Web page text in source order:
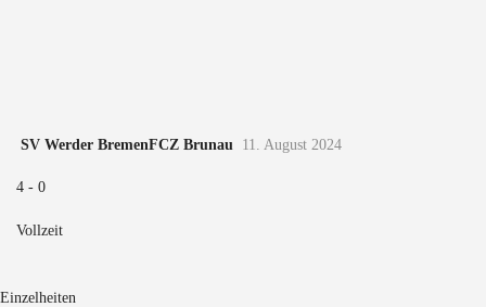
SV Werder BremenFCZ Brunau 11. August 2024
4 -0
Vollzeit
Einzelheiten